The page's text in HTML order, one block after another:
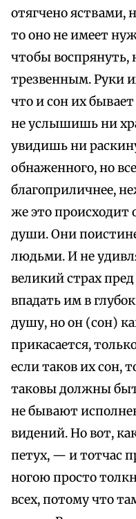
отягчено яствами,
то оно не имеет
чтобы воспрянуть,
трезвенным. Руки
что и сон их
не услышишь ни
увидишь ни
обнаженного, но
благоприличнее,
же это происходит
души. Они
людьми. И не
великий страх
впадать им в
душу, но он (сон)
прикасается,
если таков их сон,
таковы должны
не бывают
видений. Но вот,
петух, — и тотчас
ногою просто
всех, потому что